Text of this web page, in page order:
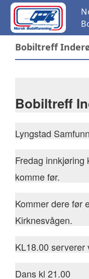
Bobiltreff
Bobiltreff
Lyngstad
Fredag innkjøring
komme før.
Kommer dere før
Kirknesvågen.
KL18.00 serverer
Dans kl 21.00